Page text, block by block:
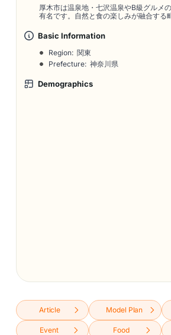
厚木市は温泉地・七沢温泉やB級グルメ
有名です。自然と食の楽しみが融合する
Basic Information
Region: 関東
Prefecture: 神奈川県
Demographics
Article Model Plan
Event Food